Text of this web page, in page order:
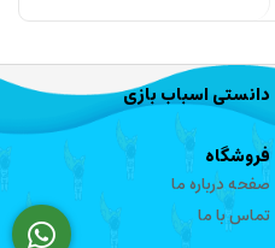
دانستی اسباب بازی
فروشگاه
صفحه درباره ما
تماس با ما